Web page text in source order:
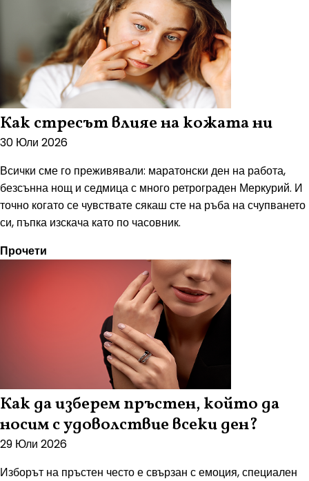
Как стресът влияе на кожата ни
30 Юли 2026
Всички сме го преживявали: маратонски ден на работа,
безсънна нощ и седмица с много ретрограден Меркурий. И
точно когато се чувствате сякаш сте на ръба на счупването
си, пъпка изскача като по часовник.
Прочети
Как да изберем пръстен, който да
носим с удоволствие всеки ден?
29 Юли 2026
Изборът на пръстен често е свързан с емоция, специален